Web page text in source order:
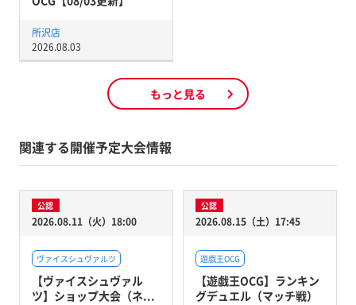
所沢店
2026.08.03
もっと見る
関連する開催予定大会情報
公認
2026.08.11（火）18:00
ヴァイスシュヴァルツ
【ヴァイスシュヴァル
ツ】ショップ大会（ネ...
公認
2026.08.15（土）17:45
遊戯王OCG
【遊戯王OCG】ランキン
グデュエル（マッチ戦）